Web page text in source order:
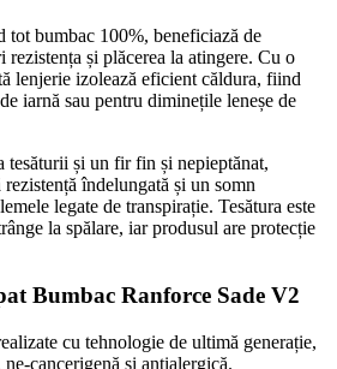
bumbac 100%, beneficiază de
rezistența și plăcerea la atingere. Cu o
lenjerie izolează eficient căldura, fiind
iarnă sau pentru diminețile leneșe de
tesăturii și un fir fin și nepieptănat,
îndelungată și un somn
legate de transpirație. Tesătura este
la spălare, iar produsul are protecție
Bumbac Ranforce Sade V2
cu tehnologie de ultimă generație,
cancerigenă și antialergică.